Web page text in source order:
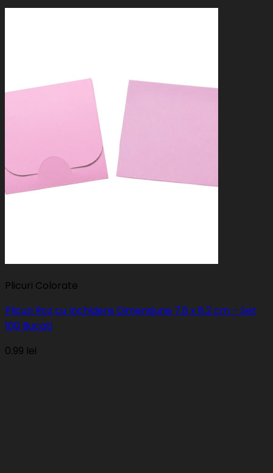
Plicuri Colorate
Plicuri Roz cu Inchidere Dimensiune 7.8 x 8.2 cm – Set
100 Bucati
0.99 lei